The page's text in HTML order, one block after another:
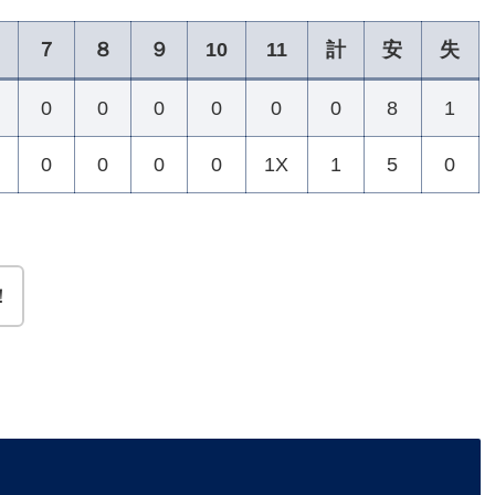
７ ８ ９ 10 11 計 安 失
0 0 0 0 0 0 8 1
0 0 0 0 1X 1 5 0